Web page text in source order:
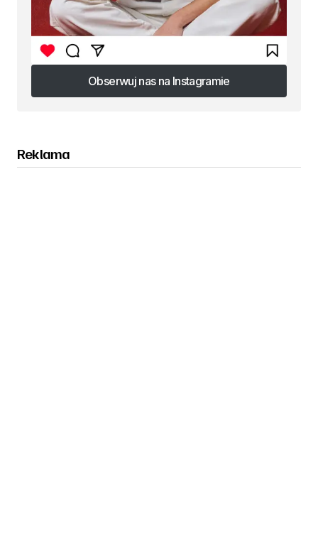
Obserwuj nas na Instagramie
Obserwuj nas na Instagramie
Reklama